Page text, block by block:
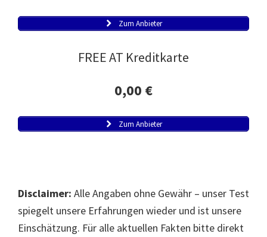
Zum Anbieter
FREE AT Kreditkarte
0,00 €
Zum Anbieter
Disclaimer: Alle Angaben ohne Gewähr – unser Test
spiegelt unsere Erfahrungen wieder und ist unsere
Einschätzung. Für alle aktuellen Fakten bitte direkt